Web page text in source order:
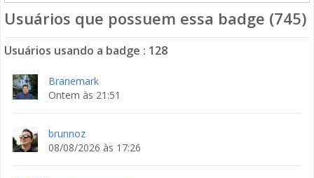
Usuários que possuem essa badge (745)
Usuários usando a badge : 128
Branemark
Ontem às 21:51
brunnoz
08/08/2026 às 17:26